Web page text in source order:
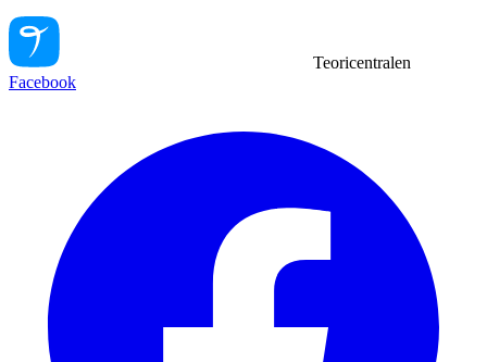
Teoricentralen
Facebook